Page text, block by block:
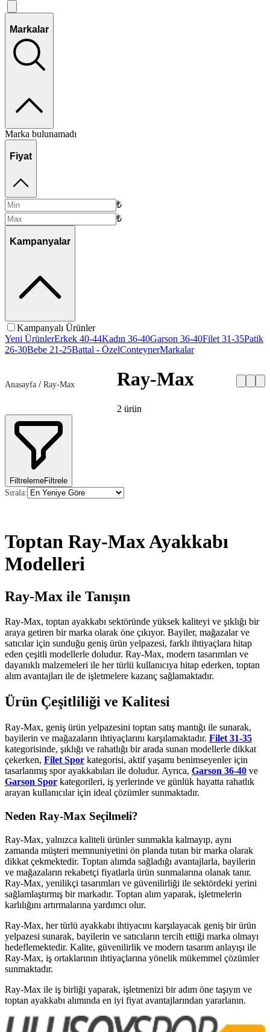
Markalar
Marka bulunamadı
Fiyat
₺
₺
Kampanyalar
Kampanyalı Ürünler
Yeni ÜrünlerErkek 40-44Kadın 36-40Garson 36-40Filet 31-35Patik
26-30Bebe 21-25Battal - ÖzelConteynerMarkalar
Anasayfa / Ray-Max Ray-Max
2 ürün
FiltrelemeFiltrele
Sırala:
Toptan Ray-Max Ayakkabı
Modelleri
Ray-Max ile Tanışın
Ray-Max, toptan ayakkabı sektöründe yüksek kaliteyi ve şıklığı bir
araya getiren bir marka olarak öne çıkıyor. Bayiler, mağazalar ve
satıcılar için sunduğu geniş ürün yelpazesi, farklı ihtiyaçlara hitap
eden çeşitli modellerle doludur. Ray-Max, modern tasarımları ve
dayanıklı malzemeleri ile her türlü kullanıcıya hitap ederken, toptan
alım avantajları ile de işletmelere kazanç sağlamaktadır.
Ürün Çeşitliliği ve Kalitesi
Ray-Max, geniş ürün yelpazesini toptan satış mantığı ile sunarak,
bayilerin ve mağazaların ihtiyaçlarını karşılamaktadır. Filet 31-35
kategorisinde, şıklığı ve rahatlığı bir arada sunan modellerle dikkat
çekerken, Filet Spor kategorisi, aktif yaşamı benimseyenler için
tasarlanmış spor ayakkabıları ile doludur. Ayrıca, Garson 36-40 ve
Garson Spor kategorileri, iş yerlerinde ve günlük hayatta rahatlık
arayan kullanıcılar için ideal çözümler sunmaktadır.
Neden Ray-Max Seçilmeli?
Ray-Max, yalnızca kaliteli ürünler sunmakla kalmayıp, aynı
zamanda müşteri memnuniyetini ön planda tutan bir marka olarak
dikkat çekmektedir. Toptan alımda sağladığı avantajlarla, bayilerin
ve mağazaların rekabetçi fiyatlarla ürün sunmalarına olanak tanır.
Ray-Max, yenilikçi tasarımları ve güvenilirliği ile sektördeki yerini
sağlamlaştırmış bir markadır. Toptan alım yaparak, işletmelerin
karlılığını artırmalarına yardımcı olur.
Ray-Max, her türlü ayakkabı ihtiyacını karşılayacak geniş bir ürün
yelpazesi sunarak, bayilerin ve satıcıların tercih ettiği marka olmayı
hedeflemektedir. Kalite, güvenilirlik ve modern tasarım anlayışı ile
Ray-Max, iş ortaklarının ihtiyaçlarına yönelik mükemmel çözümler
sunmaktadır.
Ray-Max ile iş birliği yaparak, işletmenizi bir adım öne taşıyın ve
toptan ayakkabı alımında en iyi fiyat avantajlarından yararlanın.